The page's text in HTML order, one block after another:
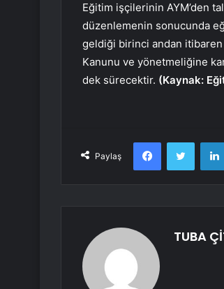
Eğitim işçilerinin AYM’den
düzenlemenin sonucunda
geldiği birinci andan itibaren
Kanunu ve yönetmeliğine
dek sürecektir. (Kaynak:
Paylaş
FacebookTwitter
TUBA